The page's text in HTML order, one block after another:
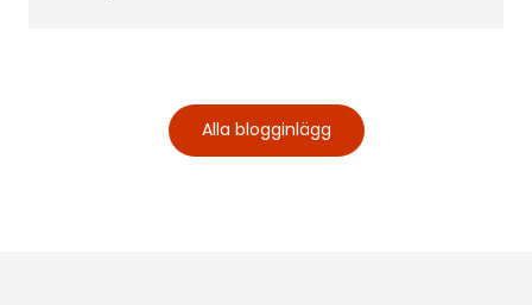
Alla blogginlägg